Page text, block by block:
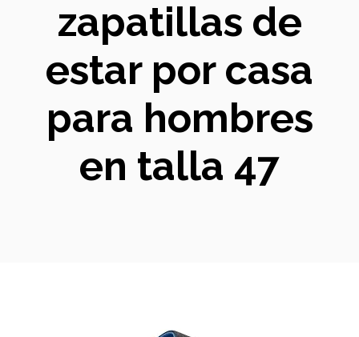
zapatillas de
estar por casa
para hombres
en talla 47